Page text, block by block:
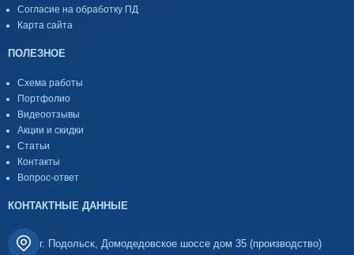
Согласие на обработку ПД
Карта сайта
ПОЛЕЗНОЕ
Схема работы
Портфолио
Видеоотзывы
Акции и скидки
Статьи
Контакты
Вопрос-ответ
КОНТАКТНЫЕ ДАННЫЕ
г. Подольск, Домодедовское шоссе дом 35 (производство)